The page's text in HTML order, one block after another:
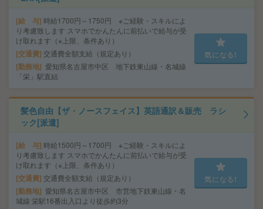
給 与 時給1700円～1750円 ※ご経験・スキルによ
り考慮致します スマホでかんたんに前払いで給与が受
け取れます（※上限、条件あり）
交通費 交通費全額支給（規定あり）
勤務地 愛知県名古屋市中区 地下鉄東山線・名城線
「栄」駅直結
気になる!
髪色自由【ザ・ノースフェイス】英語通訳＆販売 ラシ
ック[派遣]
給 与 時給1500円～1700円 ※ご経験・スキルによ
り考慮致します スマホでかんたんに前払いで給与が受
け取れます（※上限、条件あり）
交通費 交通費全額支給（規定あり）
勤務地 愛知県名古屋市中区 市営地下鉄東山線・名
城線 栄駅16番出入口より徒歩約3分
気になる!